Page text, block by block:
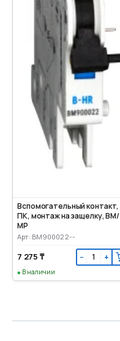
Вспомогательный контакт, 2
ПК, монтаж на защелку, ВМ/
МР
Арт: BM900022--
7 275 ₸ − +
В наличии